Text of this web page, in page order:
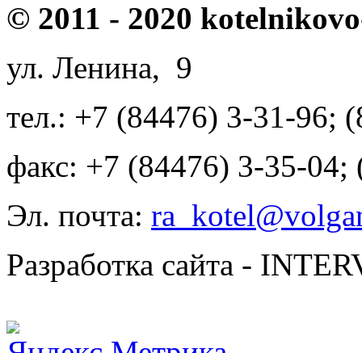
© 2011 - 2020
ул. Ленина, 9
тел.: +7 (84476) 3-31-96;
факс: +7 (84476) 3-35-04;
Эл. почта:
Разработка сайта -